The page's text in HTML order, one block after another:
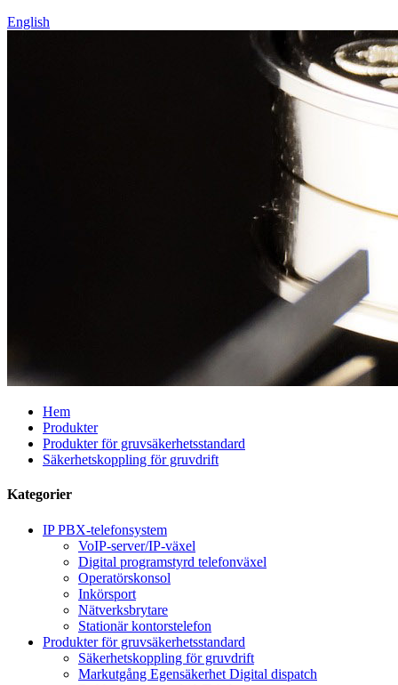
English
Hem
Produkter
Produkter för gruvsäkerhetsstandard
Säkerhetskoppling för gruvdrift
Kategorier
IP PBX-telefonsystem
VoIP-server/IP-växel
Digital programstyrd telefonväxel
Operatörskonsol
Inkörsport
Nätverksbrytare
Stationär kontorstelefon
Produkter för gruvsäkerhetsstandard
Säkerhetskoppling för gruvdrift
Markutgång Egensäkerhet Digital dispatch